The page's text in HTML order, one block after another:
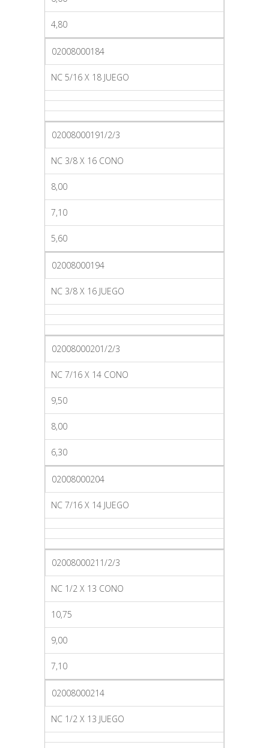
4,80
02008000184
NC 5/16 X 18 JUEGO
02008000191/2/3
NC 3/8 X 16 CONO
8,00
7,10
5,60
02008000194
NC 3/8 X 16 JUEGO
02008000201/2/3
NC 7/16 X 14 CONO
9,50
8,00
6,30
02008000204
NC 7/16 X 14 JUEGO
02008000211/2/3
NC 1/2 X 13 CONO
10,75
9,00
7,10
02008000214
NC 1/2 X 13 JUEGO